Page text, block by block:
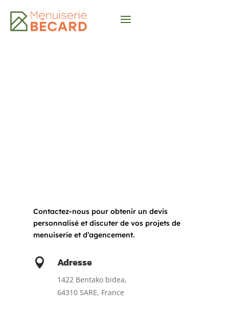
Contactez-nous pour obtenir un devis
personnalisé et discuter de vos projets de
menuiserie et d’agencement.
 Adresse
1422 Bentako bidea,
64310 SARE, France